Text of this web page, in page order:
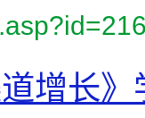
增长